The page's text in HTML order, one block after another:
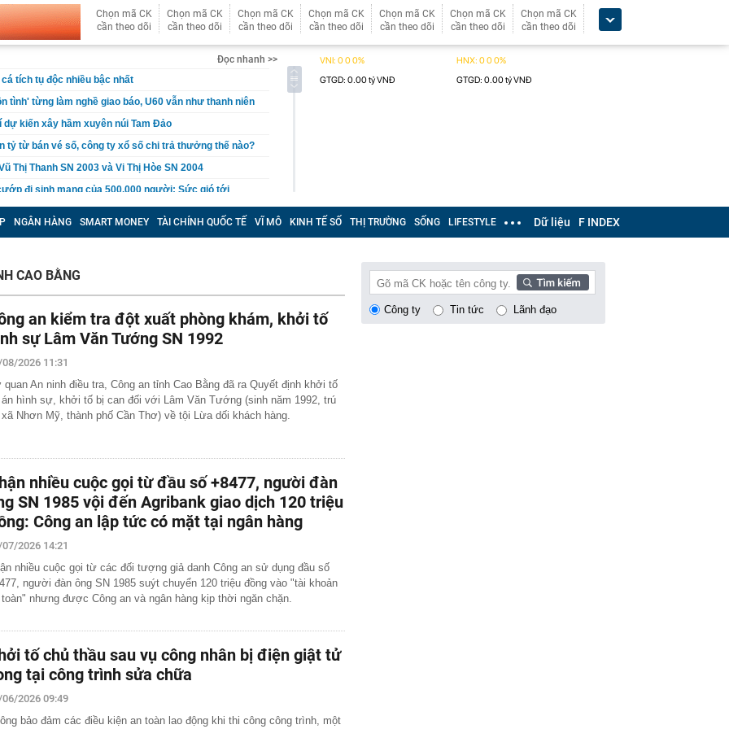
Chọn mã CK
cần theo dõi
Chọn mã CK
cần theo dõi
Chọn mã CK
cần theo dõi
Chọn mã CK
cần theo dõi
Chọn mã CK
cần theo dõi
Chọn mã CK
cần theo dõi
Chọn mã CK
cần theo dõi
Đọc nhanh >>
tích tụ độc nhiều bậc nhất
tình' từng làm nghề giao báo, U60 vẫn như thanh niên
dự kiến xây hầm xuyên núi Tam Đảo
tỷ từ bán vé số, công ty xổ số chi trả thưởng thế nào?
Thị Thanh SN 2003 và Vi Thị Hòe SN 2004
đi sinh mạng của 500.000 người: Sức gió tới
cũng để cho con": Lời khuyên khiến nhiều cha mẹ
gửi lời tạm biệt tới khán giả
lãi suất tiết kiệm: Có ngân hàng lớn niêm yết 6%
Bộ sẽ có mưa to đến rất to
đụng tay là ra hit, phim có thể chưa xem nhưng nhạc
lòng
giảm thuế tiêu dùng sau gần 40 năm
Khi nào "xem nhẹ", khi nào cần gọi kỹ sư - Thợ lâu
gia chủ nên để ý
sắp trả cổ tức 3.000 đồng/cp, duy trì “mưa tiền mặt”
đình không còn đặt bồn rửa trong phòng tắm? Hóa ra
đang được ưa chuộng
kịp thời xử lý 1 đối tượng tại sân bay Nội Bài, phạt
đặt WiFi, nhiều người để sai chỗ mà không biết
công ty từng 'nổ' chi 100 tỷ USD làm đường sắt cao tốc
mua trong tầm giá 500 triệu đồng
NGÂN HÀNG SMART MONEY TÀI CHÍNH QUỐC TẾ VĨ MÔ KINH TẾ SỐ THỊ TRƯỜNG SỐNG LIFESTYLE Dữ liệu F INDEX
CAO BẰNG
an kiểm tra đột xuất phòng khám, khởi tố
sự Lâm Văn Tướng SN 1992
2026 11:31
quan An ninh điều tra, Công an tỉnh Cao Bằng đã ra Quyết định khởi tố
hình sự, khởi tố bị can đối với Lâm Văn Tướng (sinh năm 1992, trú
Nhơn Mỹ, thành phố Cần Thơ) về tội Lừa dối khách hàng.
nhiều cuộc gọi từ đầu số +8477, người đàn
SN 1985 vội đến Agribank giao dịch 120 triệu
Công an lập tức có mặt tại ngân hàng
2026 14:21
nhiều cuộc gọi từ các đối tượng giả danh Công an sử dụng đầu số
người đàn ông SN 1985 suýt chuyển 120 triệu đồng vào "tài khoản
nhưng được Công an và ngân hàng kịp thời ngăn chặn.
tố chủ thầu sau vụ công nhân bị điện giật tử
tại công trình sửa chữa
2026 09:49
bảo đảm các điều kiện an toàn lao động khi thi công công trình, một
Công ty Tin tức Lãnh đạo